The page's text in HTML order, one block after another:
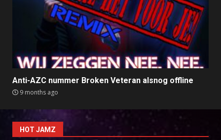
Anti-AZC nummer Broken Veteran alsnog offline
9 months ago
HOT JAMZ